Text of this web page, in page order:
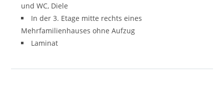
und WC, Diele
In der 3. Etage mitte rechts eines
Mehrfamilienhauses ohne Aufzug
Laminat